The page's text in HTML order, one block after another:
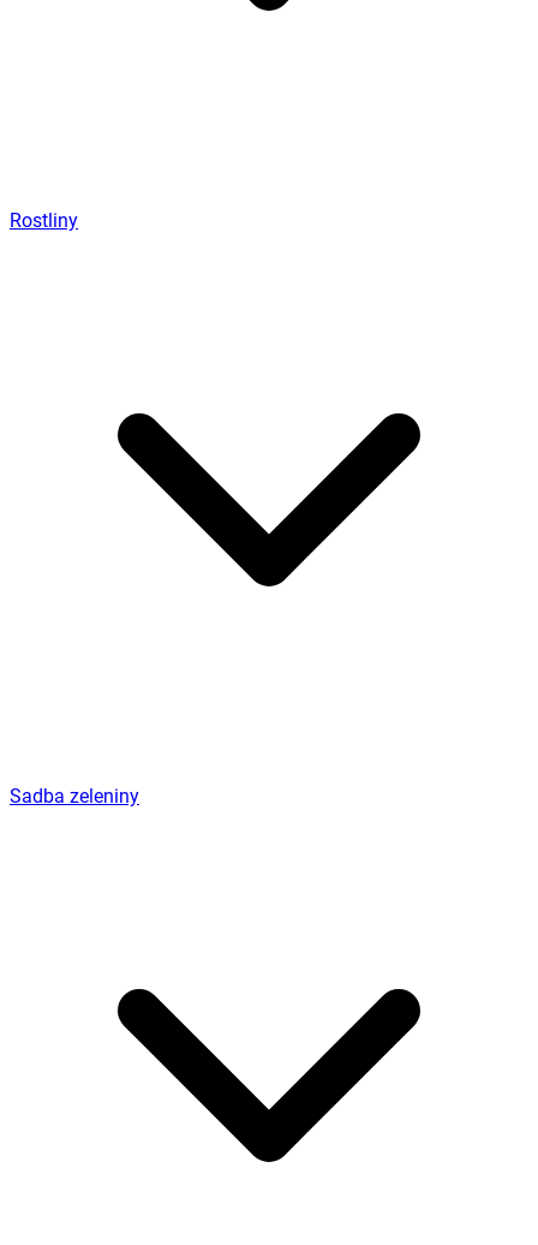
Rostliny
Sadba zeleniny